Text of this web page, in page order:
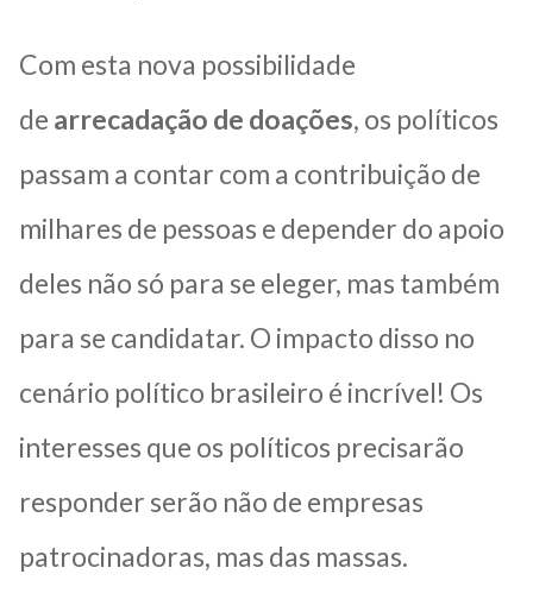
Com esta nova possibilidade
de arrecadação de doações, os políticos
passam a contar com a contribuição de
milhares de pessoas e depender do apoio
deles não só para se eleger, mas também
para se candidatar. O impacto disso no
cenário político brasileiro é incrível! Os
interesses que os políticos precisarão
responder serão não de empresas
patrocinadoras, mas das massas.